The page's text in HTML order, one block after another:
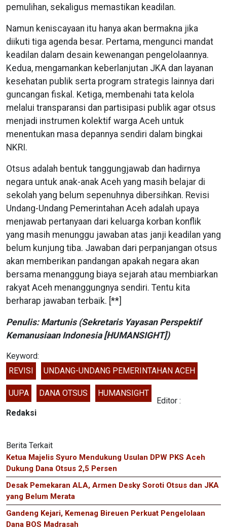
pemulihan, sekaligus memastikan keadilan.
Namun keniscayaan itu hanya akan bermakna jika
diikuti tiga agenda besar. Pertama, mengunci mandat
keadilan dalam desain kewenangan pengelolaannya.
Kedua, mengamankan keberlanjutan JKA dan layanan
kesehatan publik serta program strategis lainnya dari
guncangan fiskal. Ketiga, membenahi tata kelola
melalui transparansi dan partisipasi publik agar otsus
menjadi instrumen kolektif warga Aceh untuk
menentukan masa depannya sendiri dalam bingkai
NKRI.
Otsus adalah bentuk tanggungjawab dan hadirnya
negara untuk anak-anak Aceh yang masih belajar di
sekolah yang belum sepenuhnya dibersihkan. Revisi
Undang-Undang Pemerintahan Aceh adalah upaya
menjawab pertanyaan dari keluarga korban konflik
yang masih menunggu jawaban atas janji keadilan yang
belum kunjung tiba. Jawaban dari perpanjangan otsus
akan memberikan pandangan apakah negara akan
bersama menanggung biaya sejarah atau membiarkan
rakyat Aceh menanggungnya sendiri. Tentu kita
berharap jawaban terbaik. [**]
Penulis: Martunis (Sekretaris Yayasan Perspektif
Kemanusiaan Indonesia [HUMANSIGHT])
Keyword:
REVISI
UNDANG-UNDANG PEMERINTAHAN ACEH
UUPA DANA OTSUS HUMANSIGHT
Editor :
Redaksi
Berita Terkait
Ketua Majelis Syuro Mendukung Usulan DPW PKS Aceh
Dukung Dana Otsus 2,5 Persen
Desak Pemekaran ALA, Armen Desky Soroti Otsus dan JKA
yang Belum Merata
Gandeng Kejari, Kemenag Bireuen Perkuat Pengelolaan
Dana BOS Madrasah